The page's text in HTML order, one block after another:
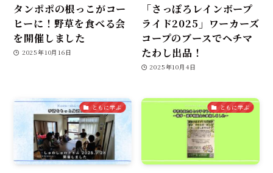
タンポポの根っこがコー
ヒーに！野草を食べる会
を開催しました
2025年10月16日
「さっぽろレインボープ
ライド2025」ワーカーズ
コープのブースでヘチマ
たわし出品！
2025年10月4日
ともに学ぶ ともに学ぶ